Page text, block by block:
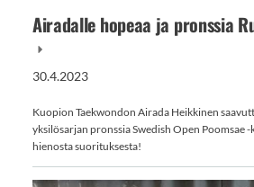
Airadalle hopeaa ja pronssia
30.4.2023
Kuopion Taekwondon Airada Heikkinen
yksilösarjan pronssia Swedish Open Poomsae
hienosta suorituksesta!